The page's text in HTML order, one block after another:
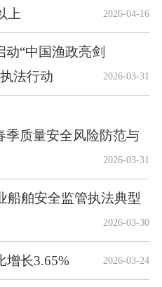
上
2026-04-16
“中国渔政亮剑
法行动
2026-03-31
季质量安全风险防范与
2026-03-31
船舶安全监管执法典型
2026-03-30
增长3.65% 2026-03-24